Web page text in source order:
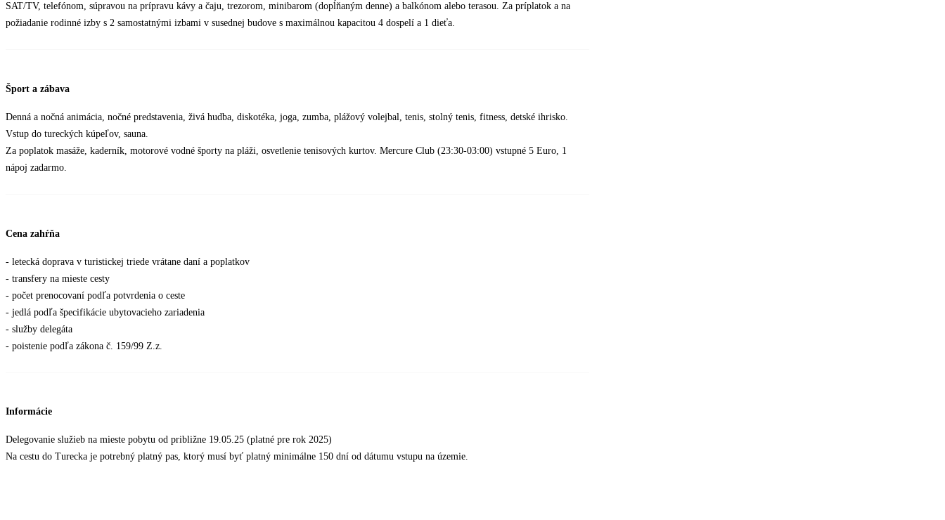
SAT/TV, telefónom, súpravou na prípravu kávy a čaju, trezorom, minibarom (dopĺňaným denne) a balkónom alebo terasou. Za príplatok a na
požiadanie rodinné izby s 2 samostatnými izbami v susednej budove s maximálnou kapacitou 4 dospelí a 1 dieťa.
Šport a zábava
Denná a nočná animácia, nočné predstavenia, živá hudba, diskotéka, joga, zumba, plážový volejbal, tenis, stolný tenis, fitness, detské ihrisko.
Vstup do tureckých kúpeľov, sauna.
Za poplatok masáže, kaderník, motorové vodné športy na pláži, osvetlenie tenisových kurtov. Mercure Club (23:30-03:00) vstupné 5 Euro, 1
nápoj zadarmo.
Cena zahŕňa
- letecká doprava v turistickej triede vrátane daní a poplatkov
- transfery na mieste cesty
- počet prenocovaní podľa potvrdenia o ceste
- jedlá podľa špecifikácie ubytovacieho zariadenia
- služby delegáta
- poistenie podľa zákona č. 159/99 Z.z.
Informácie
Delegovanie služieb na mieste pobytu od približne 19.05.25 (platné pre rok 2025)
Na cestu do Turecka je potrebný platný pas, ktorý musí byť platný minimálne 150 dní od dátumu vstupu na územie.